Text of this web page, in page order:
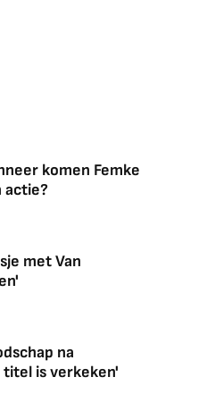
komen Femke
actie?
met Van
na
is verkeken'